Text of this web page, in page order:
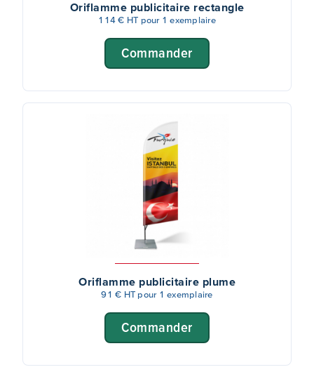
Oriflamme publicitaire rectangle
114 € HT pour 1 exemplaire
Commander
Oriflamme publicitaire plume
91 € HT pour 1 exemplaire
Commander